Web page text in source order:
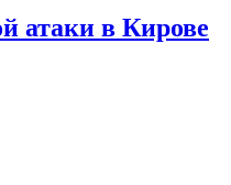
атаки в Кирове